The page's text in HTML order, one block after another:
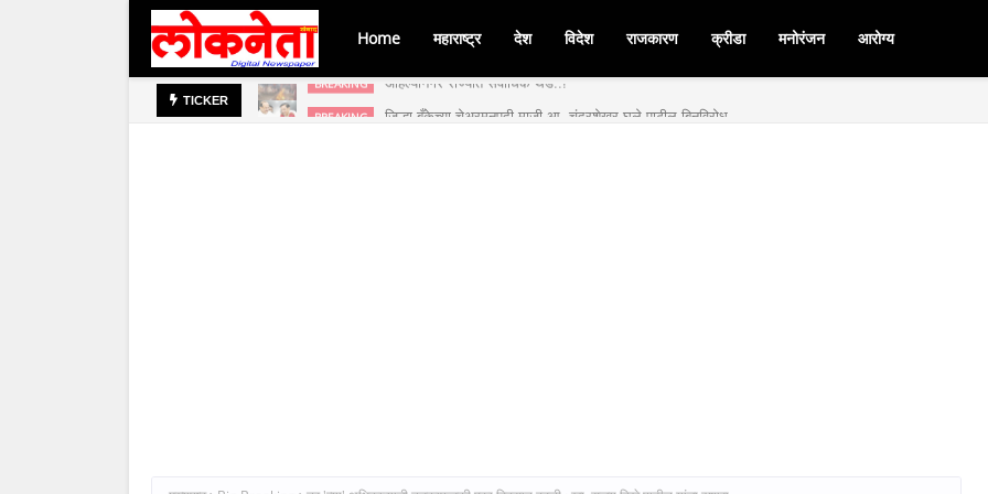
Home महाराष्ट्र देश विदेश राजकारण क्रीडा मनोरंजन आरोग्य
TICKER